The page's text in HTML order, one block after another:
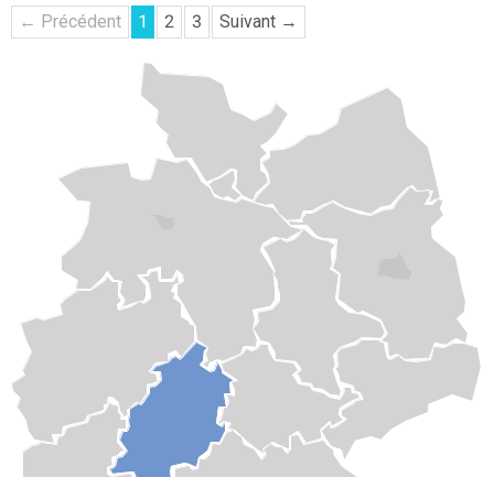
← Précédent 1 2 3 Suivant →